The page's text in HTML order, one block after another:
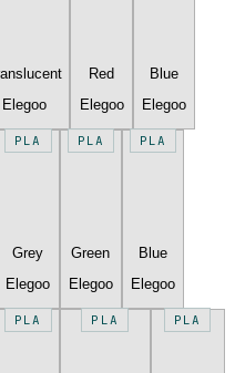
Elegoo
Red
Elegoo
Blue
Elegoo
PLA
Grey
Elegoo
PLA
Green
Elegoo
PLA
Blue
Elegoo
PLA PLA PLA